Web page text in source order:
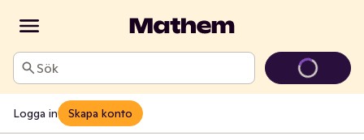
Sök
Logga in Skapa konto